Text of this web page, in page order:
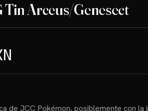
Arceus/Genesect
de JCC Pokémon, posiblemente con la